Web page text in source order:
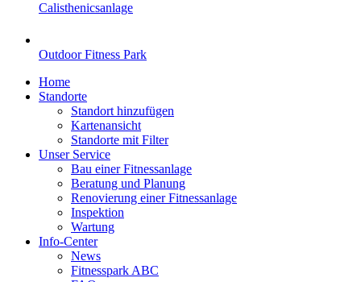
Calisthenicsanlage
Outdoor Fitness Park
Home
Standorte
Standort hinzufügen
Kartenansicht
Standorte mit Filter
Unser Service
Bau einer Fitnessanlage
Beratung und Planung
Renovierung einer Fitnessanlage
Inspektion
Wartung
Info-Center
News
Fitnesspark ABC